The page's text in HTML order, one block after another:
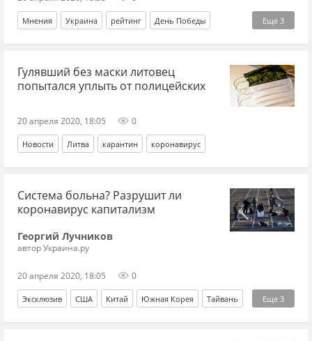
Еще 3
Мнения Украина рейтинг День Победы
Владимир Зеленский Евразийский союз идеология
Гулявший без маски литовец
попытался уплыть от полицейских
20 апреля 2020, 18:05 0
Новости Литва карантин коронавирус
Система больна? Разрушит ли
коронавирус капитализм
Георгий Лучников
автор Украина.ру
20 апреля 2020, 18:05 0
Еще 3
Эксклюзив США Китай Южная Корея Тайвань
коронавирус COVID-2019 SARS-CoV-2